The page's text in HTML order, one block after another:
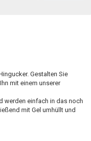
Gestalten Sie
mit einem unserer
werden einfach in das noch
mit Gel umhüllt und